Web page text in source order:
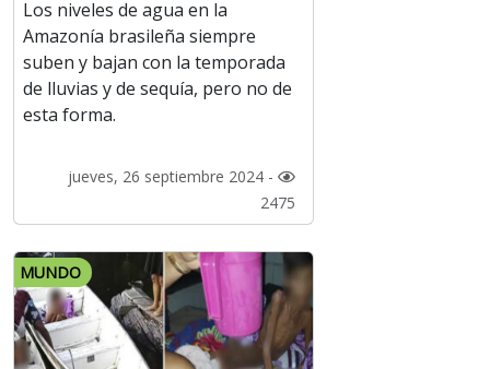
Los niveles de agua en la
Amazonía brasileña siempre
suben y bajan con la temporada
de lluvias y de sequía, pero no de
esta forma.
jueves, 26 septiembre 2024 -
2475
MUNDO